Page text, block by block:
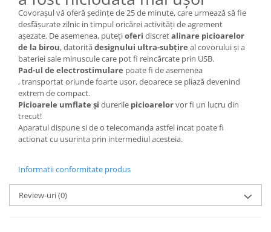
Covorașul vă oferă ședințe de 25 de minute, care urmează să fie
desfășurate zilnic in timpul oricărei activități de agrement
așezate. De asemenea, putețioferi discretalinare picioarelor
de la birou, datoritădesignului ultra-subțire al covorului și a
bateriei sale minuscule care pot fi reincărcate prin USB.
Pad-ul de electrostimulare poate fi de asemenea
, transportat oriunde foarte usor, deoarece se pliază devenind
extrem de compact.
Picioarele umflate și durerile picioarelorvor fi un lucru din
trecut!
Aparatul dispune si de o telecomanda astfel incat poate fi
actionat cu usurinta prin intermediul acesteia.
Informatii conformitate produs
Review-uri(0)